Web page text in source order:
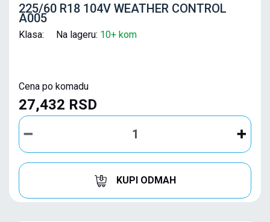
225/60 R18 104V WEATHER CONTROL
A005
Klasa: Na lageru: 10+ kom
Cena po komadu
27,432 RSD
KUPI ODMAH